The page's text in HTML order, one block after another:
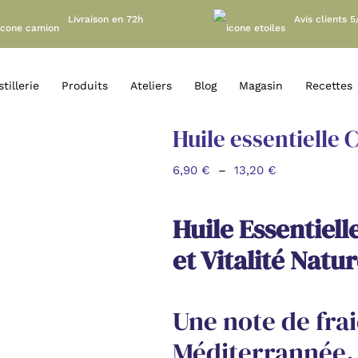
Livraison en 72h Avis clients
Produits Ateliers Blog Magasin Recettes
Huile essentielle
6,90 € – 13,20 €Plage
6,90 €
à
13,20 €
Huile
et Vitalité
Une note de